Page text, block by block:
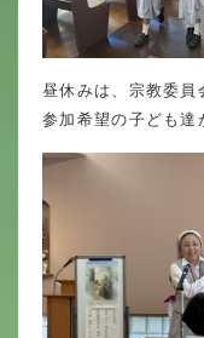
昼休みは、宗教委員
参加希望の子ども達